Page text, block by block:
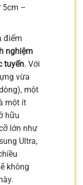
5cm –
điểm
nghiệm
tuyến. Với
vừa
một
một ít
hữu
lớn như
Ultra,
không